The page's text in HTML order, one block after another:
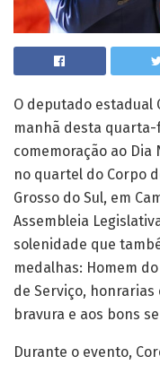
O deputado estadual
manhã desta quarta-
comemoração ao
no quartel do Corpo
Grosso do Sul, em
Assembleia
solenidade que
medalhas: Homem
de Serviço,
bravura e aos bons
Durante o evento,